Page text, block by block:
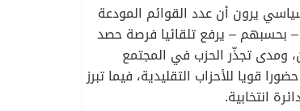
يرون أن عدد القوائم المودعة
– بحسبهم – يرفع تلقائيا فرصة حصد
ومدى تجذّر الحزب في المجتمع
قويا للأحزاب التقليدية، فيما تبرز
انتخابية.